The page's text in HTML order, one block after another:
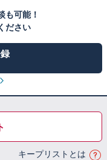
も可能！
ださい
キープリストとは